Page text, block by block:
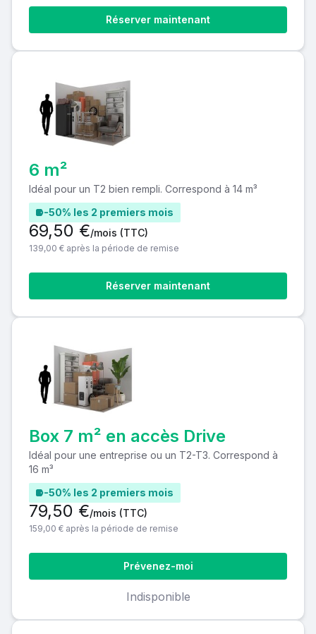
Réserver maintenant
6 m²
Idéal pour un T2 bien rempli. Correspond à 14 m³
-50% les 2 premiers mois
Réserver maintenant
69,50 €/mois (TTC)
139,00 € après la période de remise
Box 7 m² en accès Drive
Idéal pour une entreprise ou un T2-T3. Correspond à
16 m³
-50% les 2 premiers mois
Prévenez-moi
Indisponible
79,50 €/mois (TTC)
159,00 € après la période de remise